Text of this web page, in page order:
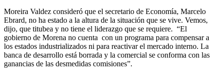
Moreira Valdez consideró que el secretario de Economía, Marcelo
Ebrard, no ha estado a la altura de la situación que se vive. Vemos,
dijo, que titubea y no tiene el liderazgo que se requiere. “El
gobierno de Morena no cuenta con un programa para compensar a
los estados industrializados ni para reactivar el mercado interno. La
banca de desarrollo está borrada y la comercial se conforma con las
ganancias de las desmedidas comisiones”.